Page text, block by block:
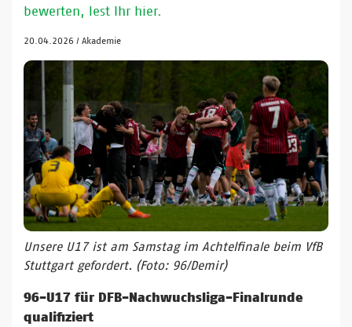
bewerten, lest Ihr hier.
20.04.2026 / Akademie
Unsere U17 ist am Samstag im Achtelfinale beim VfB
Stuttgart gefordert. (Foto: 96/Demir)
96-U17 für DFB-Nachwuchsliga-Finalrunde
qualifiziert